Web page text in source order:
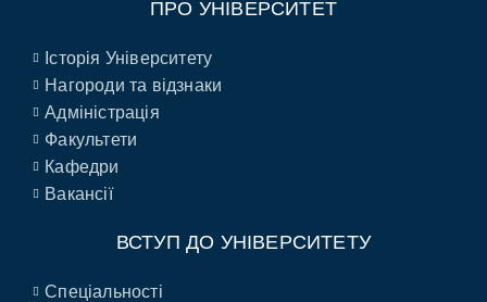
ПРО УНІВЕРСИТЕТ
Історія Університету
Нагороди та відзнаки
Адміністрація
Факультети
Кафедри
Вакансії
ВСТУП ДО УНІВЕРСИТЕТУ
Спеціальності